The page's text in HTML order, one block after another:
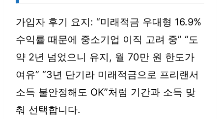
가입자 후기 요지: “미래적금 우대형 16.9%
수익률 때문에 중소기업 이직 고려 중” “도
약 2년 넘었으니 유지, 월 70만 원 한도가
여유” “3년 단기라 미래적금으로 프리랜서
소득 불안정해도 OK”처럼 기간과 소득 맞
춰 선택합니다.